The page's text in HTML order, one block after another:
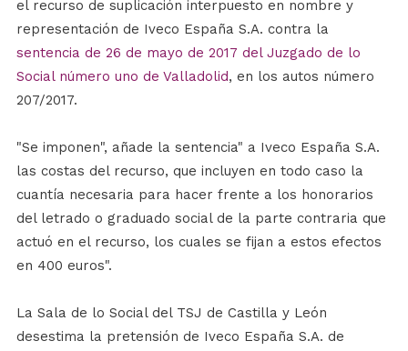
el recurso de suplicación interpuesto en nombre y
representación de Iveco España S.A. contra la
sentencia de 26 de mayo de 2017 del Juzgado de lo
Social número uno de Valladolid, en los autos número
207/2017.
"Se imponen", añade la sentencia" a Iveco España S.A.
las costas del recurso, que incluyen en todo caso la
cuantía necesaria para hacer frente a los honorarios
del letrado o graduado social de la parte contraria que
actuó en el recurso, los cuales se fijan a estos efectos
en 400 euros".
La Sala de lo Social del TSJ de Castilla y León
desestima la pretensión de Iveco España S.A. de